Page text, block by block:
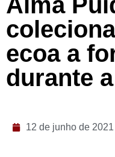
ecoa a
durante
12 de junho de 2021